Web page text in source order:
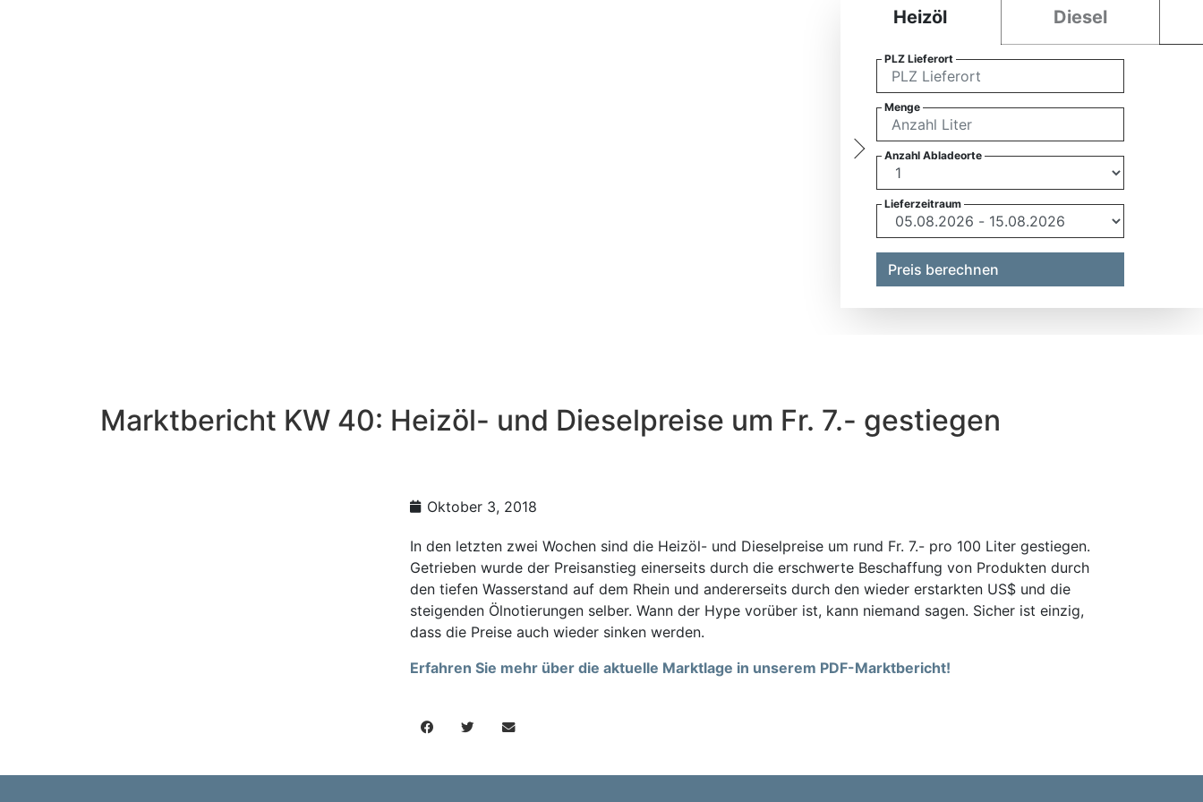
Heizöl Diesel
PLZ Lieferort
Menge
Anzahl Abladeorte
Lieferzeitraum
Preis berechnen
Marktbericht KW 40: Heizöl- und Dieselpreise um Fr. 7.- gestiegen
Oktober 3, 2018
In den letzten zwei Wochen sind die Heizöl- und Dieselpreise um rund Fr. 7.- pro 100 Liter gestiegen.
Getrieben wurde der Preisanstieg einerseits durch die erschwerte Beschaffung von Produkten durch
den tiefen Wasserstand auf dem Rhein und andererseits durch den wieder erstarkten US$ und die
steigenden Ölnotierungen selber. Wann der Hype vorüber ist, kann niemand sagen. Sicher ist einzig,
dass die Preise auch wieder sinken werden.
Erfahren Sie mehr über die aktuelle Marktlage in unserem PDF-Marktbericht!